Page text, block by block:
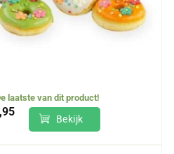
laatste van dit product!
Bekijk